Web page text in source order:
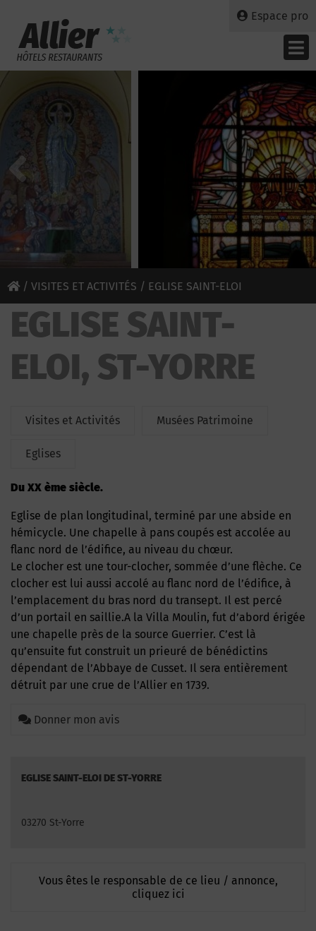
Espace pro
/ VISITES ET ACTIVITÉS / EGLISE SAINT-ELOI
EGLISE SAINT-
ELOI, ST-YORRE
Visites et Activités Musées Patrimoine
Eglises
Du XX ème siècle.
Eglise de plan longitudinal, terminé par une abside en
hémicycle. Une chapelle à pans coupés est accolée au
flanc nord de l’édifice, au niveau du chœur.
Le clocher est une tour-clocher, sommée d’une flèche. Ce
clocher est lui aussi accolé au flanc nord de l’édifice, à
l’emplacement du bras nord du transept. Il est percé
d’un portail en saillie.A la Villa Moulin, fut d’abord érigée
une chapelle près de la source Guerrier. C’est là
qu’ensuite fut construit un prieuré de bénédictins
dépendant de l’Abbaye de Cusset. Il sera entièrement
détruit par une crue de l’Allier en 1739.
Donner mon avis
EGLISE SAINT-ELOI DE ST-YORRE
03270 St-Yorre
Vous êtes le responsable de ce lieu / annonce,
cliquez ici